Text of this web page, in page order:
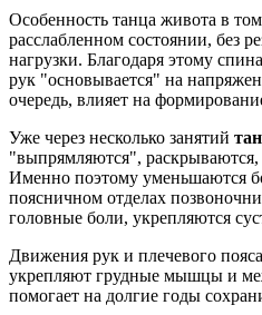
Особенность танца живота в
расслабленном состоянии, без
нагрузки. Благодаря этому
рук "основывается" на
очередь, влияет на
Уже через несколько занятий
"выпрямляются", раскрываются,
Именно поэтому уменьшаются
поясничном отделах
головные боли, укрепляются
Движения рук и плечевого
укрепляют грудные мышцы и
помогает на долгие годы